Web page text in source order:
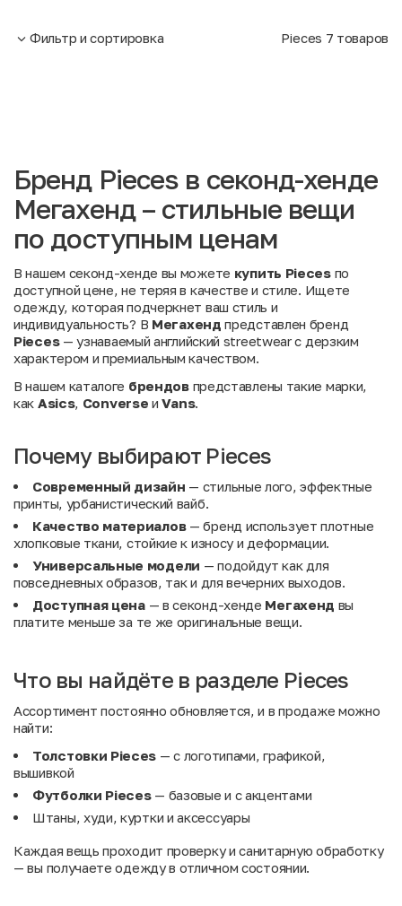
Фильтр и сортировка Pieces 7 товаров
Бренд Pieces в секонд-хенде
Мегахенд – стильные вещи
по доступным ценам
В нашем секонд-хенде вы можете купить Piecesпо
доступной цене, не теряя в качестве и стиле. Ищете
одежду, которая подчеркнет ваш стиль и
индивидуальность? В Мегахенд представлен бренд
Pieces— узнаваемый английский streetwear с дерзким
характером и премиальным качеством.
В нашем каталоге брендовпредставлены такие марки,
как Asics, Converse иVans.
Почему выбирают Pieces
Современный дизайн — стильные лого, эффектные
принты, урбанистический вайб.
Качество материалов— бренд использует плотные
хлопковые ткани, стойкие к износу и деформации.
Универсальные модели — подойдут как для
повседневных образов, так и для вечерних выходов.
Доступная цена— в секонд-хенде Мегахенд вы
платите меньше за те же оригинальные вещи.
Что вы найдёте в разделе Pieces
Ассортимент постоянно обновляется, и в продаже можно
найти:
Толстовки Pieces — с логотипами, графикой,
вышивкой
Футболки Pieces— базовые и с акцентами
Штаны, худи, куртки и аксессуары
Каждая вещь проходит проверку и санитарную обработку
— вы получаете одежду в отличном состоянии.